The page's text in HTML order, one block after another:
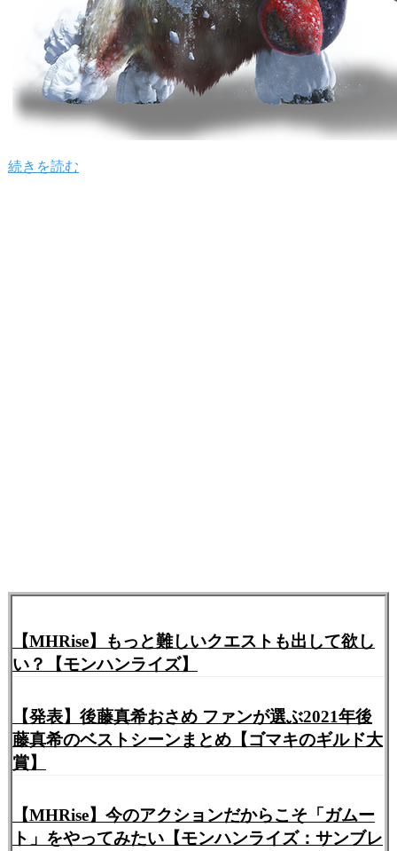
続きを読む
【MHRise】もっと難しいクエストも出して欲し
い？【モンハンライズ】
【発表】後藤真希おさめ ファンが選ぶ2021年後
藤真希のベストシーンまとめ【ゴマキのギルド大
賞】
【MHRise】今のアクションだからこそ「ガムー
ト」をやってみたい【モンハンライズ：サンブレ